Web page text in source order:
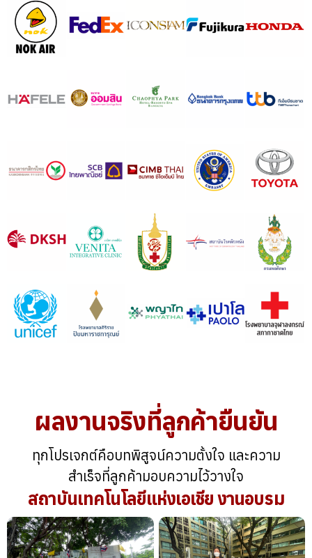
ผลงานจริงที่ลูกค้ายืนยัน
ทุกโปรเจกต์คือบทพิสูจน์ความตั้งใจ และความ
สำเร็จที่ลูกค้ามอบความไว้วางใจ
สถาบันเทคโนโลยีแห่งเอเชีย งานอบรม